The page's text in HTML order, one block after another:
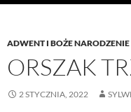
ADWENT I BOŻE NARODZENIE
ORSZAK
2 STYCZNIA, 2022